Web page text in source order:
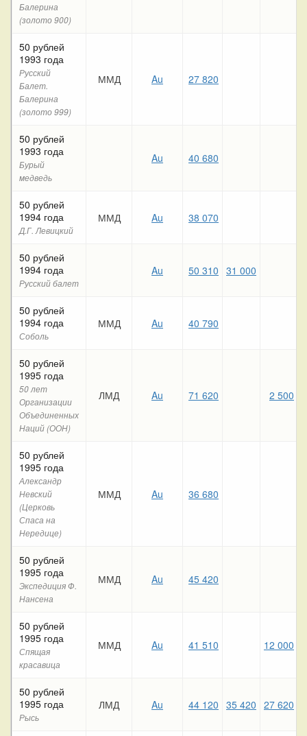
Балерина
(золото 900)
50 рублей
1993 года
Русский
Балет.
Балерина
(золото 999)
ММД Au 27 820
50 рублей
1993 года
Бурый
медведь
Au 40 680
50 рублей
1994 года
Д.Г. Левицкий
ММД Au 38 070
50 рублей
1994 года
Русский балет
Au 50 310 31 000
50 рублей
1994 года
Соболь
ММД Au 40 790
50 рублей
1995 года
50 лет
Организации
Объединенных
Наций (ООН)
ЛМД Au 71 620 2 500
50 рублей
1995 года
Александр
Невский
(Церковь
Спаса на
Нередице)
ММД Au 36 680
50 рублей
1995 года
Экспедиция Ф.
Нансена
ММД Au 45 420
50 рублей
1995 года
Спящая
красавица
ММД Au 41 510 12 000
50 рублей
1995 года
Рысь
ЛМД Au 44 120 35 420 27 620